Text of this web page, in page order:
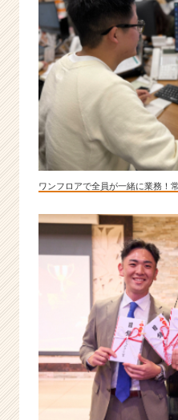
ワンフロアで全員が一緒に業務！